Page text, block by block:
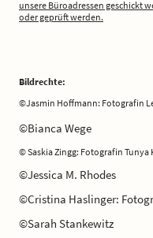
unsere Büroadressen geschickt
oder geprüft werden.
Bildrechte:
©Jasmin Hoffmann: Fotografin
©Bianca Wege
© Saskia Zingg: Fotografin Tunya
©Jessica M. Rhodes
©Cristina Haslinger:
©Sarah Stankewitz